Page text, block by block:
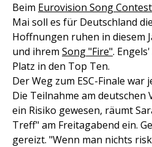
Beim Eurovision Song Contest
Mai soll es für Deutschland
Hoffnungen ruhen in diesem
und ihrem Song "Fire".
Platz in den Top Ten.
Der Weg zum ESC-Finale war
Die Teilnahme am deutschen
ein Risiko gewesen, räumt
Treff" am Freitagabend ein.
gereizt. "Wenn man nichts